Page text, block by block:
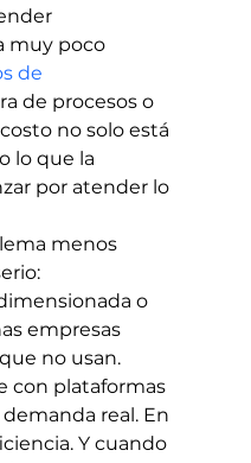
muy poco
de
de procesos o
no solo está
lo que la
por atender lo
menos
o
empresas
no usan.
con plataformas
real. En
Y cuando